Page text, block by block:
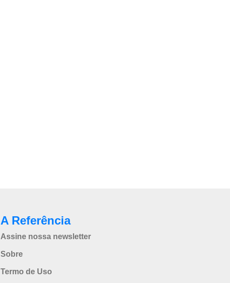
A Referência
Assine nossa newsletter
Sobre
Termo de Uso